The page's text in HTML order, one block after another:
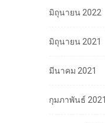
มิถุนายน 2022
มิถุนายน 2021
มีนาคม 2021
กุมภาพันธ์ 2021